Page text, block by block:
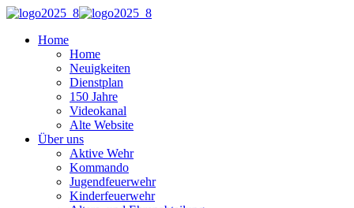
Home
Home
Neuigkeiten
Dienstplan
150 Jahre
Videokanal
Alte Website
Über uns
Aktive Wehr
Kommando
Jugendfeuerwehr
Kinderfeuerwehr